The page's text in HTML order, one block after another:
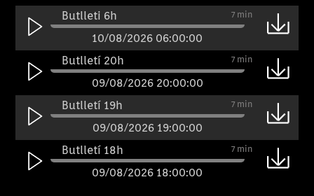
Butlleti 6h
7 min
10/08/2026 06:00:00
Butlletí 20h
7 min
09/08/2026 20:00:00
Butlletí 19h
7 min
09/08/2026 19:00:00
Butlletí 18h
7 min
09/08/2026 18:00:00